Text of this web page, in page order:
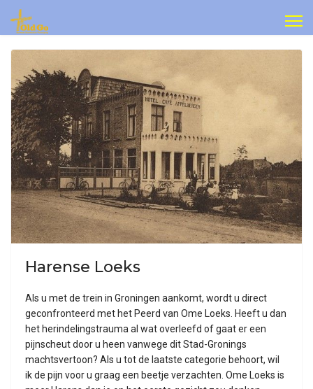
Harense Loeks
Als u met de trein in Groningen aankomt, wordt u direct
geconfronteerd met het Peerd van Ome Loeks. Heeft u dan
het herindelingstrauma al wat overleefd of gaat er een
pijnscheut door u heen vanwege dit Stad-Gronings
machtsvertoon? Als u tot de laatste categorie behoort, wil
ik de pijn voor u graag een beetje verzachten. Ome Loeks is